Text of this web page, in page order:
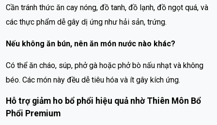
Cần tránh thức ăn cay nóng, đồ tanh, đồ lạnh, đồ ngọt quá, và
các thực phẩm dễ gây dị ứng như hải sản, trứng.
Nếu không ăn bún, nên ăn món nước nào khác?
Có thể ăn cháo, súp, phở gà hoặc phở bò nấu nhạt và không
béo. Các món này đều dễ tiêu hóa và ít gây kích ứng.
Hỗ trợ giảm ho bổ phổi hiệu quả nhờ Thiên Môn Bổ
Phổi Premium